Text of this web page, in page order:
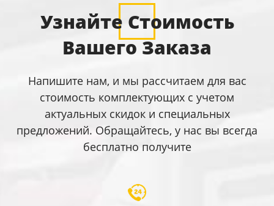
Узнайте Стоимость
Вашего Заказа
Напишите нам, и мы рассчитаем для вас
стоимость комплектующих с учетом
актуальных скидок и специальных
предложений. Обращайтесь, у нас вы всегда
бесплатно получите